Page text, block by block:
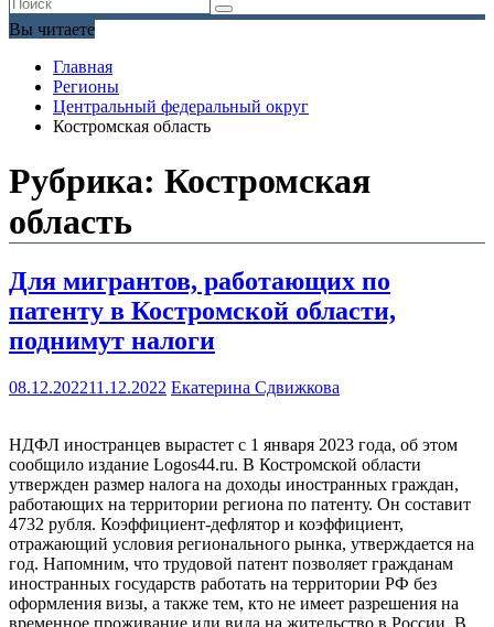
Вы читаете
Главная
Регионы
Центральный федеральный округ
Костромская область
Рубрика: Костромская
область
Для мигрантов, работающих по
патенту в Костромской области,
поднимут налоги
08.12.202211.12.2022 Екатерина Сдвижкова
НДФЛ иностранцев вырастет с 1 января 2023 года, об этом
сообщило издание Logos44.ru. В Костромской области
утвержден размер налога на доходы иностранных граждан,
работающих на территории региона по патенту. Он составит
4732 рубля. Коэффициент-дефлятор и коэффициент,
отражающий условия регионального рынка, утверждается на
год. Напомним, что трудовой патент позволяет гражданам
иностранных государств работать на территории РФ без
оформления визы, а также тем, кто не имеет разрешения на